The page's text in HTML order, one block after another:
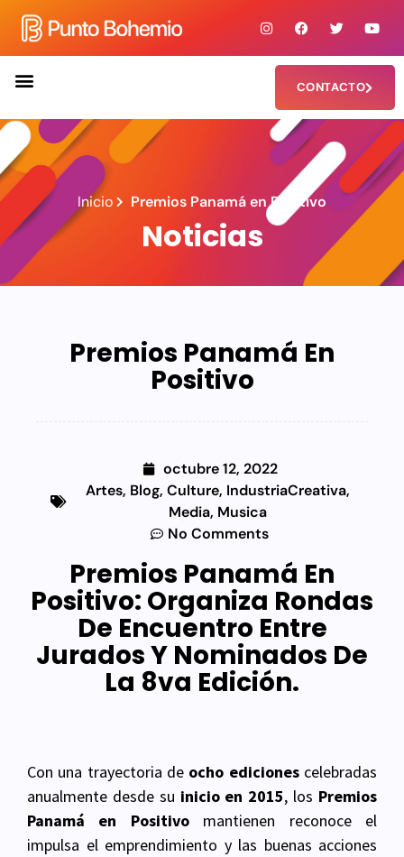
CONTACTO
Inicio Premios Panamá en Positivo
Noticias
Premios Panamá En
Positivo
octubre 12, 2022
Artes, Blog, Culture, IndustriaCreativa,
Media, Musica
No Comments
Premios Panamá En
Positivo: Organiza Rondas
De Encuentro Entre
Jurados Y Nominados De
La 8va Edición.
Con una trayectoria de ocho edicionescelebradas
anualmente desde su inicio en 2015, los Premios
Panamá en Positivomantienen reconoce el
impulsa el emprendimiento y las buenas acciones